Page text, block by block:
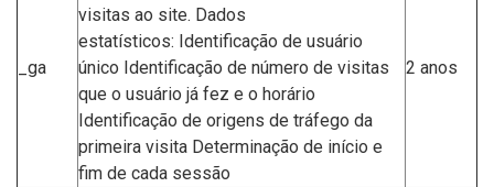
_ga
visitas ao site. Dados
estatísticos: Identificação de usuário
único Identificação de número de visitas
que o usuário já fez e o horário
Identificação de origens de tráfego da
primeira visita Determinação de início e
fim de cada sessão
2 anos